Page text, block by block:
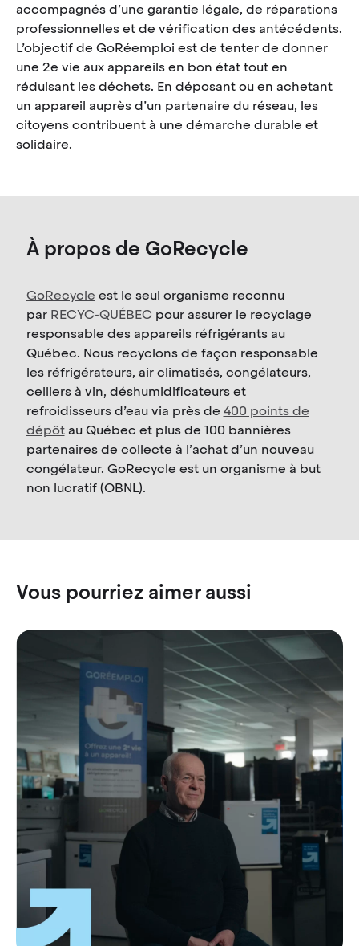
accompagnés d’une garantie légale, de réparations
professionnelles et de vérification des antécédents.
L’objectif de GoRéemploi est de tenter de donner
une 2e vie aux appareils en bon état tout en
réduisant les déchets. En déposant ou en achetant
un appareil auprès d’un partenaire du réseau, les
citoyens contribuent à une démarche durable et
solidaire.
À propos de GoRecycle
GoRecycle est le seul organisme reconnu
par RECYC-QUÉBEC pour assurer le recyclage
responsable des appareils réfrigérants au
Québec. Nous recyclons de façon responsable
les réfrigérateurs, air climatisés, congélateurs,
celliers à vin, déshumidificateurs et
refroidisseurs d’eau via près de 400 points de
dépôtau Québec et plus de 100 bannières
partenaires de collecte à l’achat d’un nouveau
congélateur. GoRecycle est un organisme à but
non lucratif (OBNL).
Vous pourriez aimer aussi